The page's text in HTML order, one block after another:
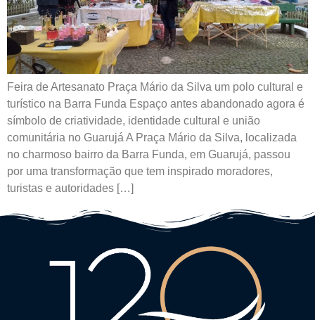
Feira de Artesanato Praça Mário da Silva um polo cultural e
turístico na Barra Funda Espaço antes abandonado agora é
símbolo de criatividade, identidade cultural e união
comunitária no Guarujá A Praça Mário da Silva, localizada
no charmoso bairro da Barra Funda, em Guarujá, passou
por uma transformação que tem inspirado moradores,
turistas e autoridades […]